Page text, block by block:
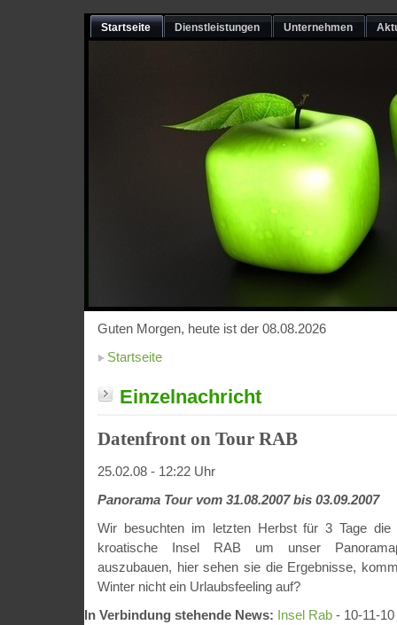
Startseite Dienstleistungen Unternehmen
Guten Morgen, heute ist der 08.08.2026
Startseite
Einzelnachricht
Datenfront on Tour RAB
25.02.08 - 12:22 Uhr
Panorama Tour vom 31.08.2007 bis 03.09.2007
Wir besuchten im letzten Herbst für 3 Tage die
kroatische Insel RAB um unser
auszubauen, hier sehen sie die Ergebnisse,
Winter nicht ein Urlaubsfeeling auf?
In Verbindung stehende News: Insel Rab - 10-11-